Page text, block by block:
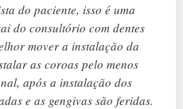
do paciente, isso é uma
do consultório com dentes
mover a instalação da
as coroas pelo menos
após a instalação dos
e as gengivas são feridas.